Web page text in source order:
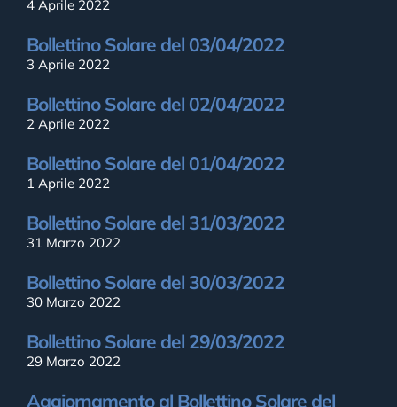
4 Aprile 2022
Bollettino Solare del 03/04/2022
3 Aprile 2022
Bollettino Solare del 02/04/2022
2 Aprile 2022
Bollettino Solare del 01/04/2022
1 Aprile 2022
Bollettino Solare del 31/03/2022
31 Marzo 2022
Bollettino Solare del 30/03/2022
30 Marzo 2022
Bollettino Solare del 29/03/2022
29 Marzo 2022
Aggiornamento al Bollettino Solare del